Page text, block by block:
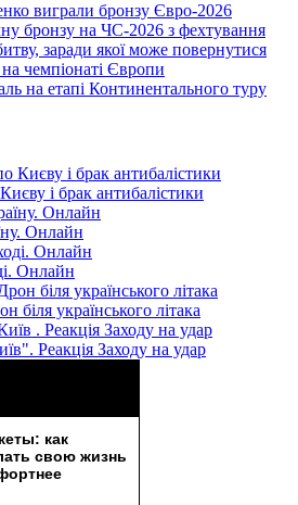
виграли бронзу Євро-2026
бронзу на ЧС-2026 з фехтування
заради якої може повернутися
чемпіонаті Європи
на етапі Континентального туру
і брак антибалістики
Онлайн
Онлайн
біля українського літака
Реакція Заходу на удар